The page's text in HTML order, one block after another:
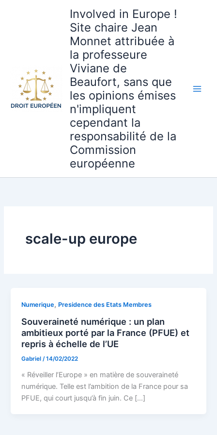
Involved in Europe !
Site chaire Jean
Monnet attribuée à
la professeure
Viviane de
Beaufort, sans que
les opinions émises
n'impliquent
cependant la
responsabilité de la
Commission
européenne
scale-up europe
Numerique, Presidence des Etats Membres
Souveraineté numérique : un plan
ambitieux porté par la France (PFUE) et
repris à échelle de l’UE
Gabriel /14/02/2022
« Réveiller l’Europe » en matière de souveraineté
numérique. Telle est l’ambition de la France pour sa
PFUE, qui court jusqu’à fin juin. Ce […]